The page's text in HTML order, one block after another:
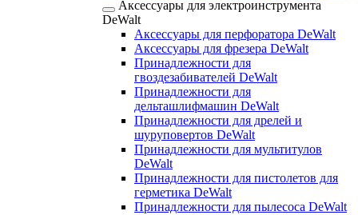
Аксессуары для электроинструмента
DeWalt
Аксессуары для перфоратора DeWalt
Аксессуары для фрезера DeWalt
Принадлежности для
гвоздезабивателей DeWalt
Принадлежности для
дельташлифмашин DeWalt
Принадлежности для дрелей и
шуруповертов DeWalt
Принадлежности для мультитулов
DeWalt
Принадлежности для пистолетов для
герметика DeWalt
Принадлежности для пылесоса DeWalt